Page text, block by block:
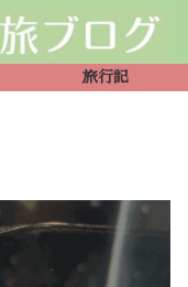
旅行記